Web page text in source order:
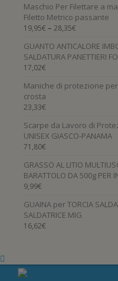
Maschio Per Filettare a
Filetto Metrico passante
19,95€ – 28,35€
GUANTO ANTICALORE
SALDATURA PANETTIERI
17,02€
Maniche di protezione
crosta
23,33€
Scarpe da Lavoro di
UNISEX GIASCO-PANAMA
71,80€
GRASSO AL LITIO
BARATTOLO DA 500g PER
9,99€
GUAINA per TORCIA
SALDATRICE MIG
16,62€